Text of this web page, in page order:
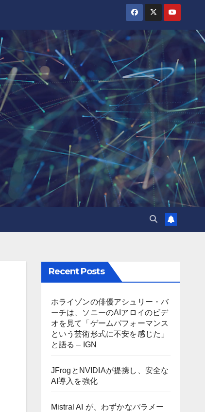
Recent Posts
ホライゾンの俳優アシュリー・バ
ーチは、ソニーのAIアロイのビデ
オを見て「ゲームパフォーマンス
という芸術形式に不安を感じた」
と語る – IGN
JFrogとNVIDIAが提携し、安全な
AI導入を強化
Mistral AI が、わずかなパラメー